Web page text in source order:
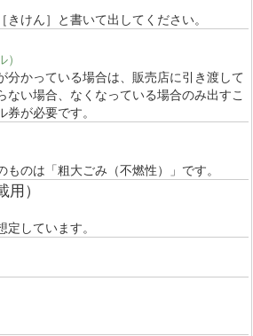
けん］と書いて出してください。
分かっている場合は、販売店に引き渡して
ない場合、なくなっている場合のみ出すこ
券が必要です。
のは「粗大ごみ（不燃性）」です。
）
しています。